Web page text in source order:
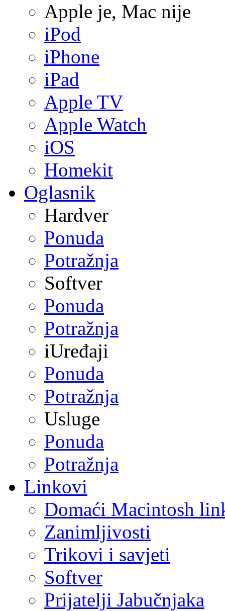
Apple je, Mac nije
iPod
iPhone
iPad
Apple TV
Apple Watch
iOS
Homekit
Oglasnik
Hardver
Ponuda
Potražnja
Softver
Ponuda
Potražnja
iUređaji
Ponuda
Potražnja
Usluge
Ponuda
Potražnja
Linkovi
Domaći Macintosh
Zanimljivosti
Trikovi i savjeti
Softver
Prijatelji Jabučnjaka